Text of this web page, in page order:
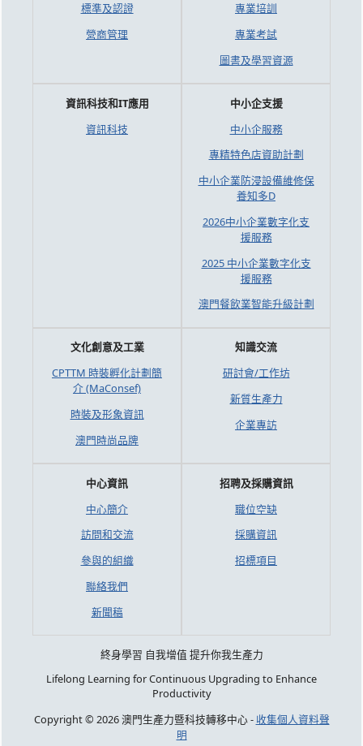
標準及認證
營商管理
專業培訓
專業考試
圖書及學習資源
資訊科技和IT應用
資訊科技
中小企支援
中小企服務
專精特色店資助計劃
中小企業防浸設備維修保
養知多D
2026中小企業數字化支
援服務
2025 中小企業數字化支
援服務
澳門餐飲業智能升級計劃
文化創意及工業
CPTTM 時裝孵化計劃簡
介 (MaConsef)
時裝及形象資訊
澳門時尚品牌
知識交流
研討會/工作坊
新質生產力
企業專訪
中心資訊
中心簡介
訪問和交流
參與的組織
聯絡我們
新聞稿
招聘及採購資訊
職位空缺
採購資訊
招標項目
終身學習 自我增值 提升你我生產力
Lifelong Learning for Continuous Upgrading to Enhance
Productivity
Copyright © 2026 澳門生產力暨科技轉移中心 - 收集個人資料聲
明